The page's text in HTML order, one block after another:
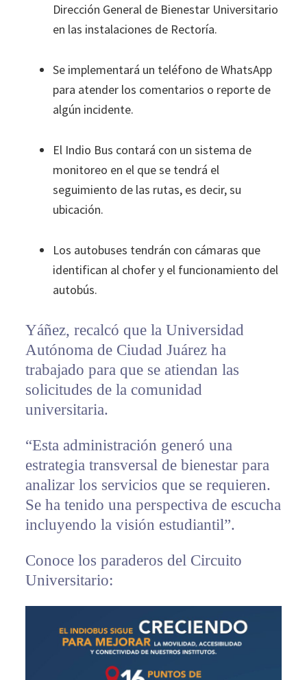
Dirección General de Bienestar Universitario
en las instalaciones de Rectoría.
Se implementará un teléfono de WhatsApp
para atender los comentarios o reporte de
algún incidente.
El Indio Bus contará con un sistema de
monitoreo en el que se tendrá el
seguimiento de las rutas, es decir, su
ubicación.
Los autobuses tendrán con cámaras que
identifican al chofer y el funcionamiento del
autobús.
Yáñez, recalcó que la Universidad
Autónoma de Ciudad Juárez ha
trabajado para que se atiendan las
solicitudes de la comunidad
universitaria.
“Esta administración generó una
estrategia transversal de bienestar para
analizar los servicios que se requieren.
Se ha tenido una perspectiva de escucha
incluyendo la visión estudiantil”.
Conoce los paraderos del Circuito
Universitario: